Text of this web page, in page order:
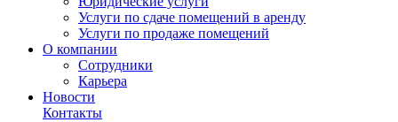
Услуги по сдаче помещений в аренду
Услуги по продаже помещений
О компании
Сотрудники
Карьера
Новости
Контакты